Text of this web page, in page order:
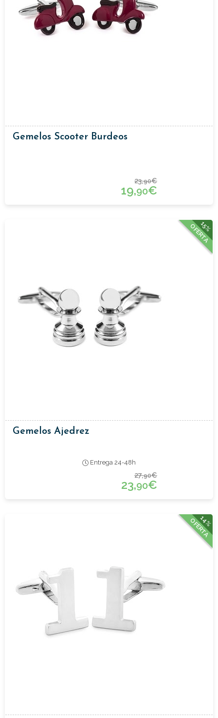
Gemelos Scooter Burdeos
23,90€
19,90€
15%
OFERTA
Gemelos Ajedrez
Entrega 24-48h
27,90€
23,90€
14%
OFERTA